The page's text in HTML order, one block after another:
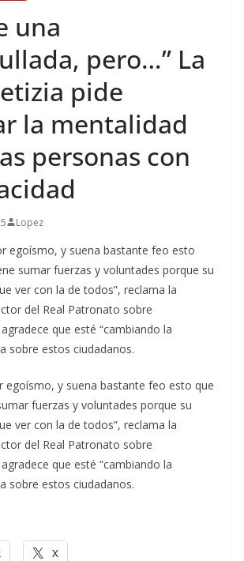
una
pero…” La
pide
la mentalidad
personas con
Lopez
egoísmo, y suena bastante feo esto
sumar fuerzas y voluntades porque su
ver con la de todos”, reclama la
del Real Patronato sobre
que esté “cambiando la
sobre estos ciudadanos.
egoísmo, y suena bastante feo esto que
fuerzas y voluntades porque su
ver con la de todos”, reclama la
del Real Patronato sobre
que esté “cambiando la
sobre estos ciudadanos.
X